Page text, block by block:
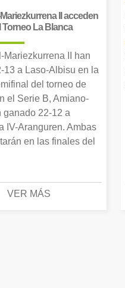
II acceden
Torneo La Blanca
Mariezkurrena II han
13 a Laso-Albisu en la
del torneo de
el Serie B, Amiano-
ganado 22-12 a
IV-Aranguren. Ambas
en las finales del
VER MÁS